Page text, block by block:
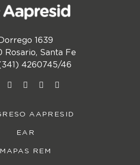
Dorrego 1639
Rosario, Santa Fe
4260745/46
AAPRESID
EAR
MAPAS REM